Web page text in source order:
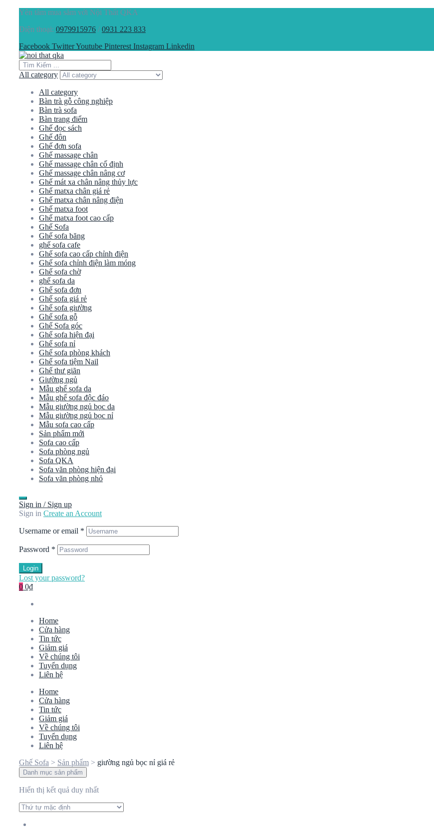
Yên tâm mua sắm với Nội Thất QKA
Điện thoại: 0979915976 /0931 223 833
Facebook TwitterYoutube Pinterest Instagram Linkedin
All category
All category
Bàn trà gỗ công nghiệp
Bàn trà sofa
Bàn trang điểm
Ghế đọc sách
Ghế đôn
Ghế đơn sofa
Ghế massage chân
Ghế massage chân cố định
Ghế massage chân nâng cơ
Ghế mát xa chân nâng thủy lực
Ghế matxa chân giá rẻ
Ghế matxa chân nâng điện
Ghế matxa foot
Ghế matxa foot cao cấp
Ghế Sofa
Ghế sofa băng
ghế sofa cafe
Ghế sofa cao cấp chỉnh điện
Ghế sofa chỉnh điện làm móng
Ghế sofa chờ
ghế sofa da
Ghế sofa đơn
Ghế sofa giá rẻ
Ghế sofa giường
Ghế sofa gỗ
Ghế Sofa góc
Ghế sofa hiện đại
Ghế sofa nỉ
Ghế sofa phòng khách
Ghế sofa tiệm Nail
Ghế thư giãn
Giường ngủ
Mẫu ghế sofa da
Mẫu ghế sofa độc đáo
Mẫu giường ngủ bọc da
Mẫu giường ngủ bọc nỉ
Mẫu sofa cao cấp
Sản phẩm mới
Sofa cao cấp
Sofa phòng ngủ
Sofa QKA
Sofa văn phòng hiện đại
Sofa văn phòng nhỏ
Sign in / Sign up
Sign in Create an Account
Username or email *
Password *
Login
Lost your password?
0 0₫
Home
Cửa hàng
Tin tức
Giảm giá
Về chúng tôi
Tuyển dụng
Liên hệ
Home
Cửa hàng
Tin tức
Giảm giá
Về chúng tôi
Tuyển dụng
Liên hệ
Ghế Sofa > Sản phẩm > giường ngủ bọc nỉ giá rẻ
Danh mục sản phẩm
Hiển thị kết quả duy nhất